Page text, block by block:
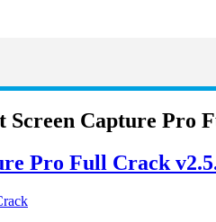
Screen Capture Pro
Pro Full Crack